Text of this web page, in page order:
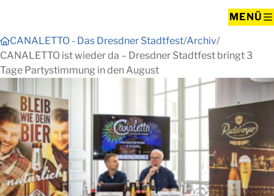
MENÜ
CANALETTO - Das Dresdner Stadtfest Archiv
CANALETTO ist wieder da – Dresdner Stadtfest bringt 3
Tage Partystimmung in den August